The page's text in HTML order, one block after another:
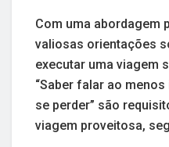
Com uma abordagem
valiosas orientações
executar uma viagem
“Saber falar ao
se perder” são
viagem proveitosa,